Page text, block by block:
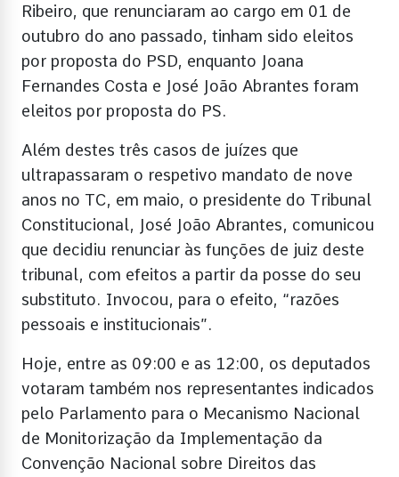
Ribeiro, que renunciaram ao cargo em 01 de
outubro do ano passado, tinham sido eleitos
por proposta do PSD, enquanto Joana
Fernandes Costa e José João Abrantes foram
eleitos por proposta do PS.
Além destes três casos de juízes que
ultrapassaram o respetivo mandato de nove
anos no TC, em maio, o presidente do Tribunal
Constitucional, José João Abrantes, comunicou
que decidiu renunciar às funções de juiz deste
tribunal, com efeitos a partir da posse do seu
substituto. Invocou, para o efeito, “razões
pessoais e institucionais”.
Hoje, entre as 09:00 e as 12:00, os deputados
votaram também nos representantes indicados
pelo Parlamento para o Mecanismo Nacional
de Monitorização da Implementação da
Convenção Nacional sobre Direitos das